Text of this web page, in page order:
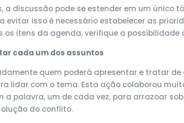
a discussão pode se estender em um único
evitar isso é necessário estabelecer as
os itens da agenda, verifique a
cada um dos assuntos
quem poderá apresentar e tratar
lidar com o tema. Esta ação colaborou
a palavra, um de cada vez, para arrazoar
do conflito.